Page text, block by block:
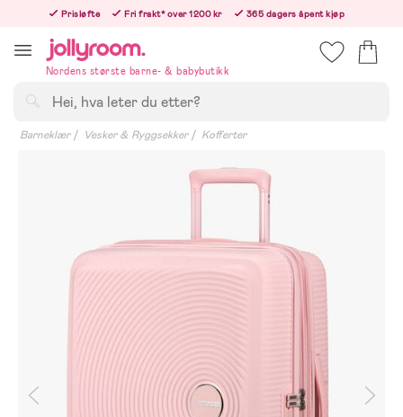
innehållet
Prisløfte Fri frakt* over 1200 kr
365 dagers åpent kjøp
Nordens største barne- & babybutikk
Barneklær Vesker & Ryggsekker Kofferter